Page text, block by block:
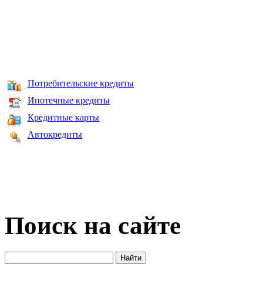
Потребительские кредиты
Ипотечные кредиты
Кредитные карты
Автокредиты
Поиск на сайте